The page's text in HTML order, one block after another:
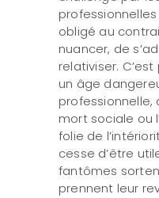
obligé au
nuancer, de
relativiser.
un âge
professionnelle,
mort sociale ou
folie de
cesse d’être
fantômes
prennent leur